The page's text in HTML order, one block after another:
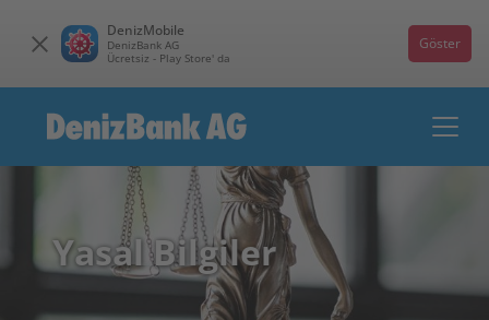
DenizMobile
DenizBank AG
Ücretsiz - Play Store' da
Göster
Yasal Bilgiler